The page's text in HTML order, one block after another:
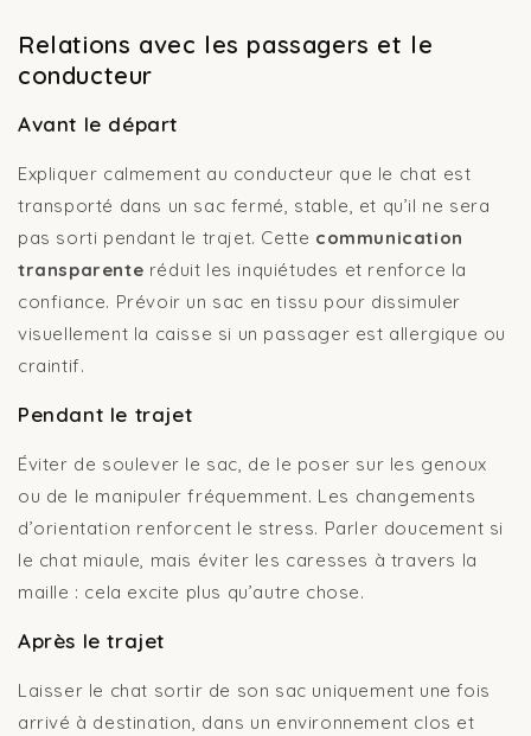
Relations avec les passagers et le
conducteur
Avant le départ
Expliquer calmement au conducteur que le chat est
transporté dans un sac fermé, stable, et qu’il ne sera
pas sorti pendant le trajet. Cette communication
transparente réduit les inquiétudes et renforce la
confiance. Prévoir un sac en tissu pour dissimuler
visuellement la caisse si un passager est allergique ou
craintif.
Pendant le trajet
Éviter de soulever le sac, de le poser sur les genoux
ou de le manipuler fréquemment. Les changements
d’orientation renforcent le stress. Parler doucement si
le chat miaule, mais éviter les caresses à travers la
maille : cela excite plus qu’autre chose.
Après le trajet
Laisser le chat sortir de son sac uniquement une fois
arrivé à destination, dans un environnement clos et